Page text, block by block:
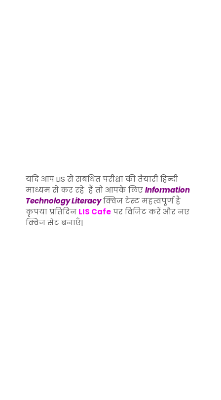
यदि आप LIS से संबंधित परीक्षा की तैयारी हिन्दी
माध्यम से कर रहे हैं तो आपके लिएInformation
Technology Literacyक्विज टेस्ट महत्वपूर्ण है
कृपया प्रतिदिन LIS Cafeपर विजिट करें और नए
क्विज सेट बनाएँ|